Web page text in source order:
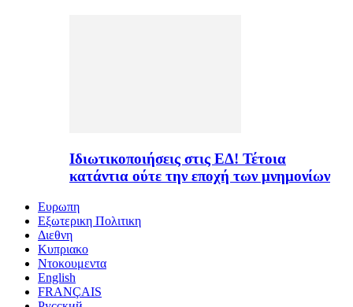
Ιδιωτικοποιήσεις στις ΕΔ! Τέτοια
κατάντια ούτε την εποχή των μνημονίων
Ευρωπη
Εξωτερικη Πολιτικη
Διεθνη
Κυπριακο
Ντοκουμεντα
English
FRANÇAIS